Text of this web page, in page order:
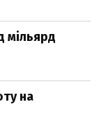
мільярд
на